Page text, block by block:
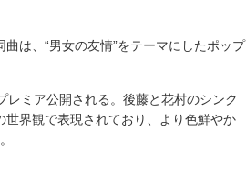
は、“男女の友情”をテーマにしたポップ
ミア公開される。後藤と花村のシンク
界観で表現されており、より色鮮やか